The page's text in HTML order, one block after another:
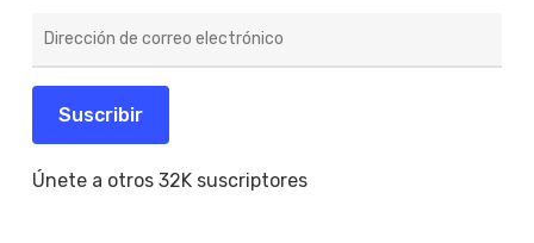
de
electrónico
Suscribir
Únete a otros 32K suscriptores